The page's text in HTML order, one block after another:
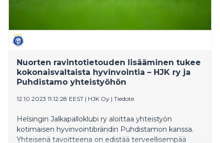
Nuorten ravintotietouden lisääminen tukee
kokonaisvaltaista hyvinvointia – HJK ry ja
Puhdistamo yhteistyöhön
12.10.2023 11:12:28 EEST | HJK Oy | Tiedote
Helsingin Jalkapalloklubi ry aloittaa yhteistyön
kotimaisen hyvinvointibrändin Puhdistamon kanssa.
Yhteisenä tavoitteena on edistää terveellisempää